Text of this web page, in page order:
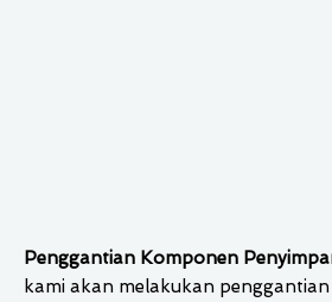
Penggantian Komponen
kami akan melakukan